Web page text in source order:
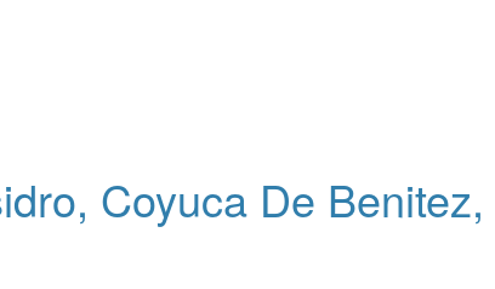
Coyuca De Benitez,